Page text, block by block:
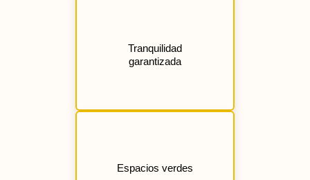
Tranquilidad
garantizada
Espacios verdes